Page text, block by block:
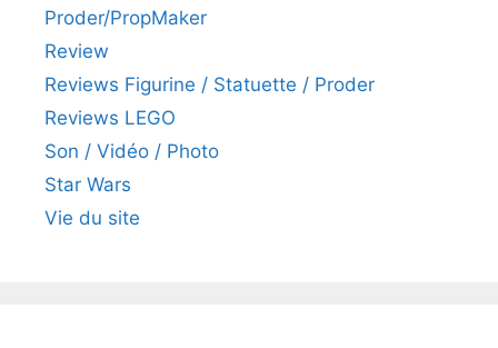
Proder/PropMaker
Review
Reviews Figurine / Statuette / Proder
Reviews LEGO
Son / Vidéo / Photo
Star Wars
Vie du site